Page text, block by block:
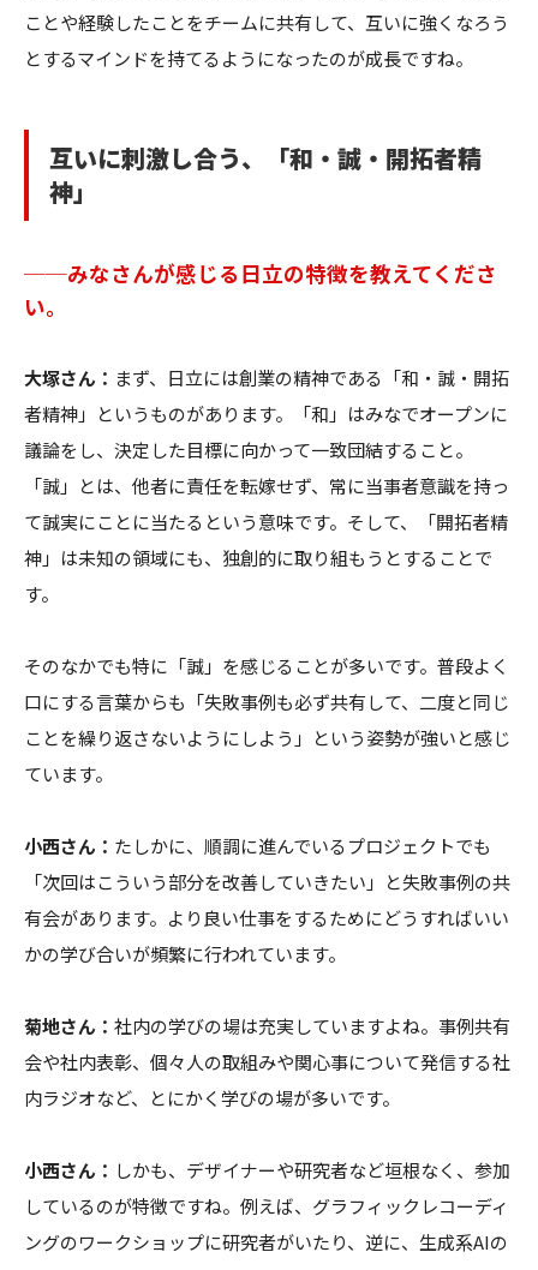
ことや経験したことをチームに共有して、互いに強くなろう
とするマインドを持てるようになったのが成長ですね。
互いに刺激し合う、「和・誠・開拓者精
神」
──みなさんが感じる日立の特徴を教えてくださ
い。
大塚さん： まず、日立には創業の精神である「和・誠・開拓
者精神」というものがあります。「和」はみなでオープンに
議論をし、決定した目標に向かって一致団結すること。
「誠」とは、他者に責任を転嫁せず、常に当事者意識を持っ
て誠実にことに当たるという意味です。そして、「開拓者精
神」は未知の領域にも、独創的に取り組もうとすることで
す。
そのなかでも特に「誠」を感じることが多いです。普段よく
口にする言葉からも「失敗事例も必ず共有して、二度と同じ
ことを繰り返さないようにしよう」という姿勢が強いと感じ
ています。
小西さん： たしかに、順調に進んでいるプロジェクトでも
「次回はこういう部分を改善していきたい」と失敗事例の共
有会があります。より良い仕事をするためにどうすればいい
かの学び合いが頻繁に行われています。
菊地さん： 社内の学びの場は充実していますよね。事例共有
会や社内表彰、個々人の取組みや関心事について発信する社
内ラジオなど、とにかく学びの場が多いです。
小西さん： しかも、デザイナーや研究者など垣根なく、参加
しているのが特徴ですね。例えば、グラフィックレコーディ
ングのワークショップに研究者がいたり、逆に、生成系AIの